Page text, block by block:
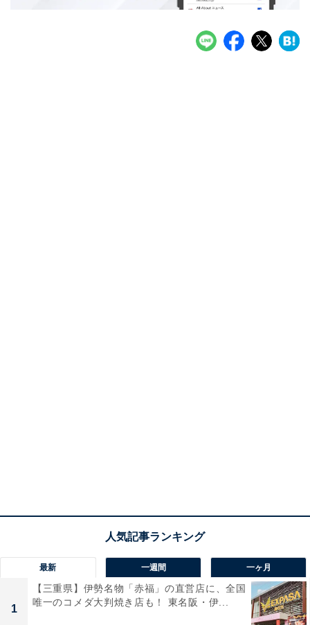
最新 一週間 一ヶ月
1
【三重県】伊勢名物「赤福」の直営店に、全国
唯一のコメダ大判焼き店も！ 東名阪・伊...